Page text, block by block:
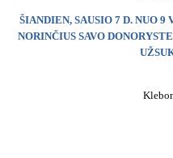
ŠIANDIEN, SAUSIO 7 D. NUO
NORINČIUS SAVO